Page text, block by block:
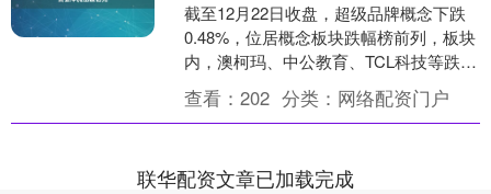
截至12月22日收盘，超级品牌概念下跌
0.48%，位居概念板块跌幅榜前列，板块
内，澳柯玛、中公教育、TCL科技等跌幅
居前，股价上涨的有13只，涨幅居前的
有安孚科....
查看：202 分类： 网络配资门户
联华配资文章已加载完成